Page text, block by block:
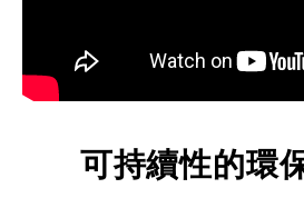
可持續性的環